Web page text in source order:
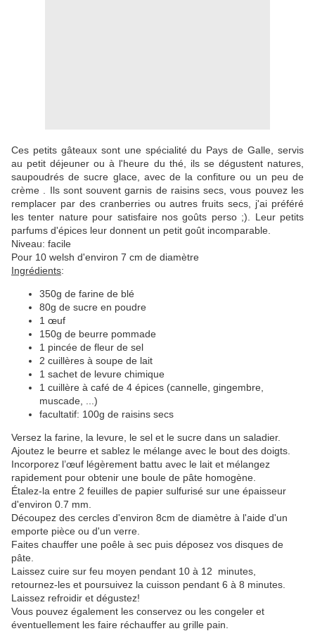
Ces petits gâteaux sont une spécialité du Pays de Galle, servis
au petit déjeuner ou à l'heure du thé, ils se dégustent natures,
saupoudrés de sucre glace, avec de la confiture ou un peu de
crème . Ils sont souvent garnis de raisins secs, vous pouvez les
remplacer par des cranberries ou autres fruits secs, j'ai préféré
les tenter nature pour satisfaire nos goûts perso ;). Leur petits
parfums d'épices leur donnent un petit goût incomparable.
Niveau: facile
Pour 10 welsh d'environ 7 cm de diamètre
Ingrédients:
350g de farine de blé
80g de sucre en poudre
1 œuf
150g de beurre pommade
1 pincée de fleur de sel
2 cuillères à soupe de lait
1 sachet de levure chimique
1 cuillère à café de 4 épices (cannelle, gingembre,
muscade, ...)
facultatif: 100g de raisins secs
Versez la farine, la levure, le sel et le sucre dans un saladier.
Ajoutez le beurre et sablez le mélange avec le bout des doigts.
Incorporez l’œuf légèrement battu avec le lait et mélangez
rapidement pour obtenir une boule de pâte homogène.
Étalez-la entre 2 feuilles de papier sulfurisé sur une épaisseur
d'environ 0.7 mm.
Découpez des cercles d'environ 8cm de diamètre à l'aide d'un
emporte pièce ou d'un verre.
Faites chauffer une poêle à sec puis déposez vos disques de
pâte.
Laissez cuire sur feu moyen pendant 10 à 12 minutes,
retournez-les et poursuivez la cuisson pendant 6 à 8 minutes.
Laissez refroidir et dégustez!
Vous pouvez également les conservez ou les congeler et
éventuellement les faire réchauffer au grille pain.